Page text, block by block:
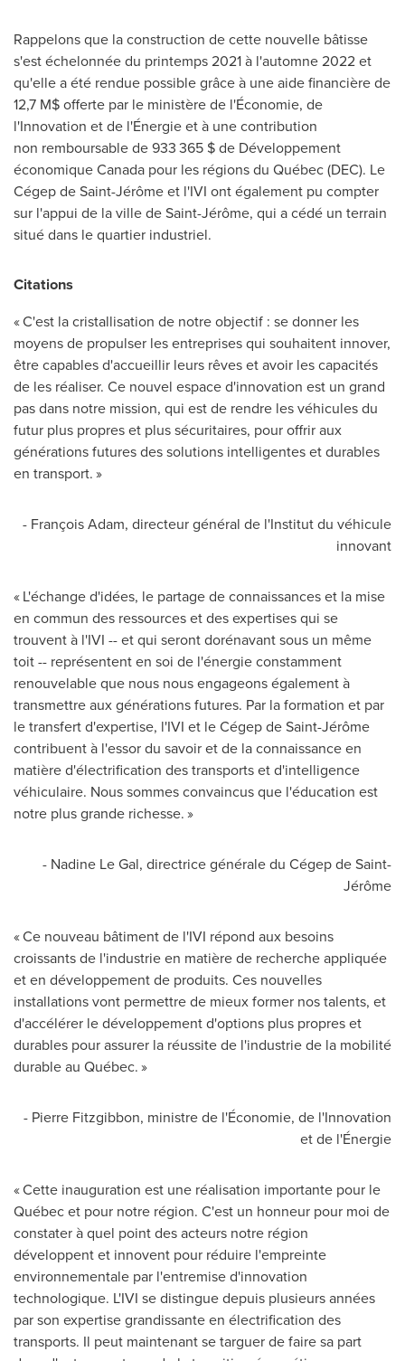
Rappelons que la construction de cette nouvelle bâtisse
s'est échelonnée du printemps 2021 à l'automne 2022 et
qu'elle a été rendue possible grâce à une aide financière de
12,7 M$ offerte par le ministère de l'Économie, de
l'Innovation et de l'Énergie et à une contribution
non remboursable de 933 365 $ de Développement
économiqueCanada pour les régions du Québec (DEC). Le
Cégep de Saint-Jérôme et l'IVI ont également pu compter
sur l'appui de la ville de Saint-Jérôme, qui a cédé un terrain
situé dans le quartier industriel.
Citations
« C'est la cristallisation de notre objectif : se donner les
moyens de propulser les entreprises qui souhaitent innover,
être capables d'accueillir leurs rêves et avoir les capacités
de les réaliser. Ce nouvel espace d'innovation est un grand
pas dans notre mission, qui est de rendre les véhicules du
futur plus propres et plus sécuritaires, pour offrir aux
générations futures des solutions intelligentes et durables
en transport. »
- François Adam, directeur général de l'Institut du véhicule
innovant
« L'échange d'idées, le partage de connaissances et la mise
en commun des ressources et des expertises qui se
trouvent à l'IVI -- et qui seront dorénavant sous un même
toit -- représentent en soi de l'énergie constamment
renouvelable que nous nous engageons également à
transmettre aux générations futures. Par la formation et par
le transfert d'expertise, l'IVI et le Cégep de Saint-Jérôme
contribuent à l'essor du savoir et de la connaissance en
matière d'électrification des transports et d'intelligence
véhiculaire. Nous sommes convaincus que l'éducation est
notre plus grande richesse. »
- Nadine Le Gal, directrice générale du Cégep de Saint-
Jérôme
« Ce nouveau bâtiment de l'IVI répond aux besoins
croissants de l'industrie en matière de recherche appliquée
et en développement de produits. Ces nouvelles
installations vont permettre de mieux former nos talents, et
d'accélérer le développement d'options plus propres et
durables pour assurer la réussite de l'industrie de la mobilité
durable au Québec. »
- Pierre Fitzgibbon, ministre de l'Économie, de l'Innovation
et de l'Énergie
« Cette inauguration est une réalisation importante pour le
Québec et pour notre région. C'est un honneur pour moi de
constater à quel point des acteurs notre région
développent et innovent pour réduire l'empreinte
environnementale par l'entremise d'innovation
technologique. L'IVI se distingue depuis plusieurs années
par son expertise grandissante en électrification des
transports. Il peut maintenant se targuer de faire sa part